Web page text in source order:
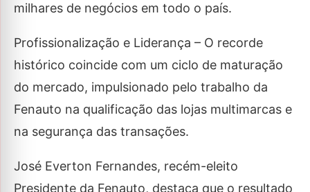
milhares de negócios em todo o país.
Profissionalização e Liderança – O recorde
histórico coincide com um ciclo de maturação
do mercado, impulsionado pelo trabalho da
Fenauto na qualificação das lojas multimarcas e
na segurança das transações.
José Everton Fernandes, recém-eleito
Presidente da Fenauto, destaca que o resultado